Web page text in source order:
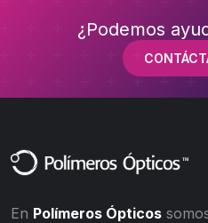
¿Podemos
En Polímeros Ópticos